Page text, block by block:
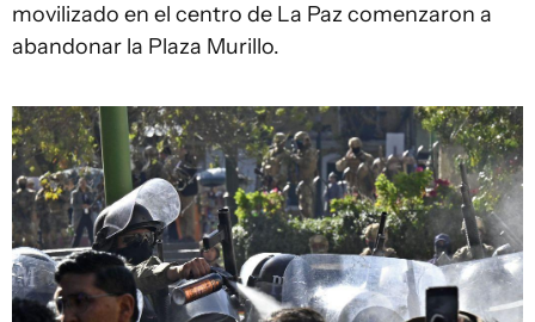
movilizado en el centro de La Paz comenzaron a
abandonar la Plaza Murillo.